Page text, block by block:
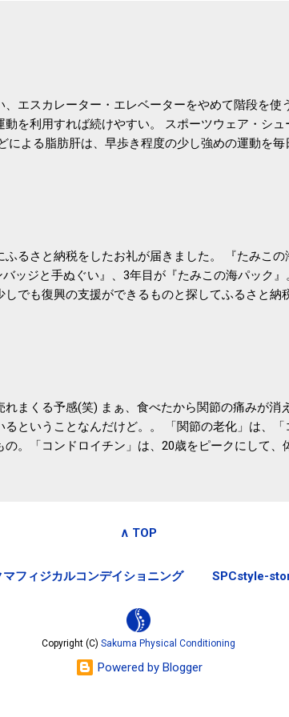
、エスカレーター・エレベーターをやめて階段を使
動を利用すれば続けやすい。 スポーツウェア・シ
よる脂肪肝は、早歩き程度の少し強めの運動を毎
体重は減らなくても効果があるという。 正田教授
としている。 脂肪肝、毎日３０分の早歩きで改善
ふるさと納税をしたお礼が届きました。 『たみこ
バッジと手ぬぐい』、3年目が『たみこの海パック
しでも復興の支援ができるものと探してふるさと納
もあって始めたのですが、節税になるほど稼げてい
れまくる予感(笑) まぁ、食べたから関節の痛みが消
るということなんだけど。。 「関節の老化」は、
の。「コンドロイチン」は、20歳をピークにして、
で「コンドロイチン」を補うことが大切。そして
コンドロイチン補給 | セルフドクターニュース 賞
、 ・賞味期限ギリギリで食べる。 ・白い泡が全体
度。 またタレ・薬味は納豆をかき混ぜたあとに入
です。 関節の痛み・体のゆがみ予防には「納豆」
ニュース そこそこの金額のサプリメントを毎日飲み
も良さそうな気はする。効果的には大差ないだろう
∧ TOP
マフィジカルコンデイショニング SPCstyle-
Copyright (C) Sakuma Physical Conditioning
Powered by Blogger